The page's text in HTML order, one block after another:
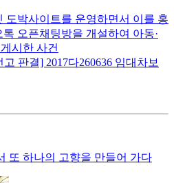
도박사이트를 운영하면서 이를 홍
오픈채팅방을 개설하여 아동·
시한 사건
고 판결] 2017다260636 임대차보
또 하나의 고향을 만들어 가다